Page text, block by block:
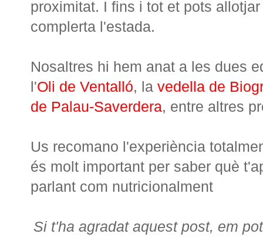
proximitat. I fins i tot et pots
complerta l'estada.
Nosaltres hi hem anat a les dues
l'Oli de Ventalló, la vedella de
de Palau-Saverdera, entre altres
Us recomano l'experiència
és molt important per saber què
parlant com nutricionalment
Si t'ha agradat aquest post, em